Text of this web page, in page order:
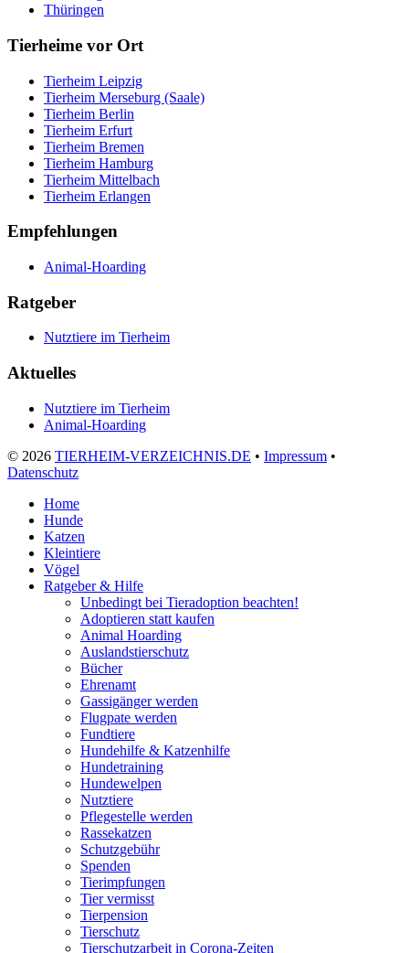
Thüringen
Tierheime vor Ort
Tierheim Leipzig
Tierheim Merseburg (Saale)
Tierheim Berlin
Tierheim Erfurt
Tierheim Bremen
Tierheim Hamburg
Tierheim Mittelbach
Tierheim Erlangen
Empfehlungen
Animal-Hoarding
Ratgeber
Nutztiere im Tierheim
Aktuelles
Nutztiere im Tierheim
Animal-Hoarding
© 2026 TIERHEIM-VERZEICHNIS.DE • Impressum •
Datenschutz
Home
Hunde
Katzen
Kleintiere
Vögel
Ratgeber & Hilfe
Unbedingt bei Tieradoption beachten!
Adoptieren statt kaufen
Animal Hoarding
Auslandstierschutz
Bücher
Ehrenamt
Gassigänger werden
Flugpate werden
Fundtiere
Hundehilfe & Katzenhilfe
Hundetraining
Hundewelpen
Nutztiere
Pflegestelle werden
Rassekatzen
Schutzgebühr
Spenden
Tierimpfungen
Tier vermisst
Tierpension
Tierschutz
Tierschutzarbeit in Corona-Zeiten